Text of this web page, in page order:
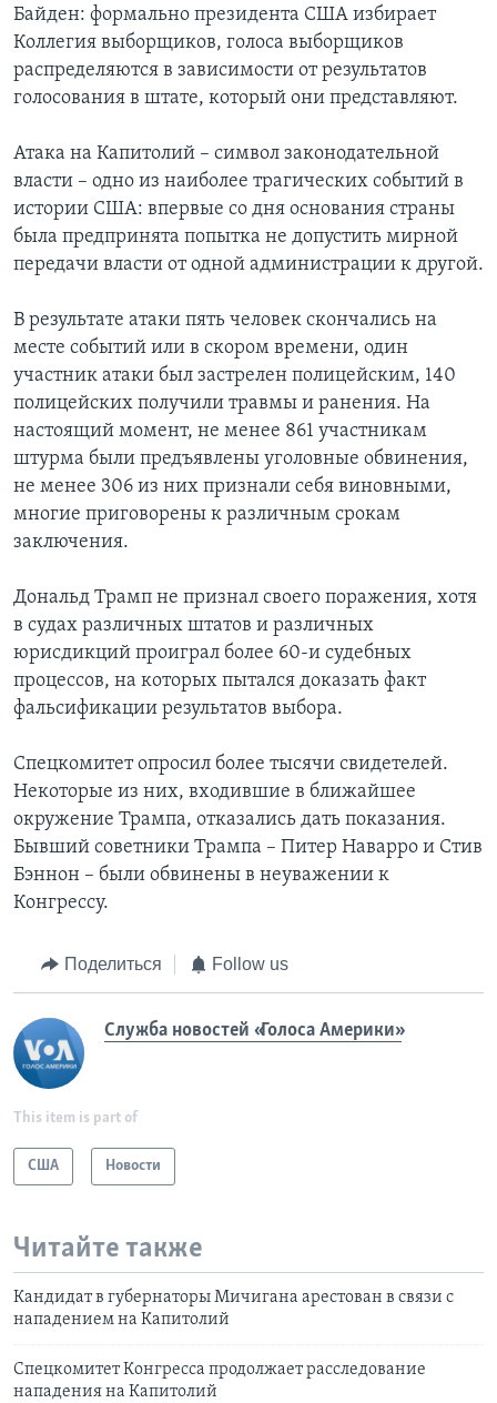
Байден: формально президента США избирает
Коллегия выборщиков, голоса выборщиков
распределяются в зависимости от результатов
голосования в штате, который они представляют.
Атака на Капитолий – символ законодательной
власти – одно из наиболее трагических событий в
истории США: впервые со дня основания страны
была предпринята попытка не допустить мирной
передачи власти от одной администрации к другой.
В результате атаки пять человек скончались на
месте событий или в скором времени, один
участник атаки был застрелен полицейским, 140
полицейских получили травмы и ранения. На
настоящий момент, не менее 861 участникам
штурма были предъявлены уголовные обвинения,
не менее 306 из них признали себя виновными,
многие приговорены к различным срокам
заключения.
Дональд Трамп не признал своего поражения, хотя
в судах различных штатов и различных
юрисдикций проиграл более 60-и судебных
процессов, на которых пытался доказать факт
фальсификации результатов выбора.
Спецкомитет опросил более тысячи свидетелей.
Некоторые из них, входившие в ближайшее
окружение Трампа, отказались дать показания.
Бывший советники Трампа – Питер Наварро и Стив
Бэннон – были обвинены в неуважении к
Конгрессу.
Поделиться Follow us
Служба новостей «Голоса Америки»
This item is part of
США Новости
Читайте также
Кандидат в губернаторы Мичигана арестован в связи с
нападением на Капитолий
Спецкомитет Конгресса продолжает расследование
нападения на Капитолий